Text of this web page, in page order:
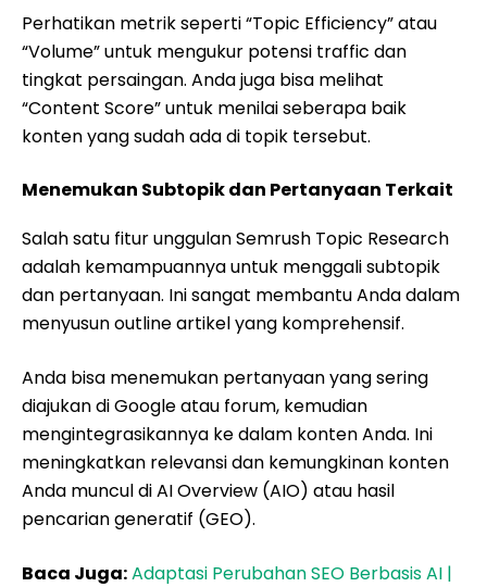
Perhatikan metrik seperti “Topic Efficiency” atau
“Volume” untuk mengukur potensi traffic dan
tingkat persaingan. Anda juga bisa melihat
“Content Score” untuk menilai seberapa baik
konten yang sudah ada di topik tersebut.
Menemukan Subtopik dan Pertanyaan Terkait
Salah satu fitur unggulan Semrush Topic Research
adalah kemampuannya untuk menggali subtopik
dan pertanyaan. Ini sangat membantu Anda dalam
menyusun outline artikel yang komprehensif.
Anda bisa menemukan pertanyaan yang sering
diajukan di Google atau forum, kemudian
mengintegrasikannya ke dalam konten Anda. Ini
meningkatkan relevansi dan kemungkinan konten
Anda muncul di AI Overview (AIO) atau hasil
pencarian generatif (GEO).
Baca Juga:Adaptasi Perubahan SEO Berbasis AI |